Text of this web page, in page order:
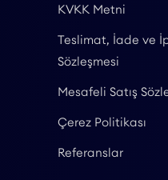
KVKK Metni
Teslimat, İade ve
Sözleşmesi
Mesafeli Satış
Çerez Politikası
Referanslar